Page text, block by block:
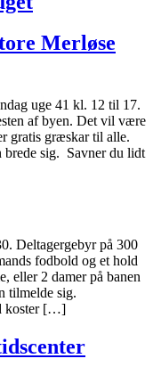
Merløse
uge 41 kl. 12 til 17.
af byen. Det vil være
gratis græskar til alle.
sig. Savner du lidt
Deltagergebyr på 300
fodbold og et hold
eller 2 damer på banen
tilmelde sig.
koster […]